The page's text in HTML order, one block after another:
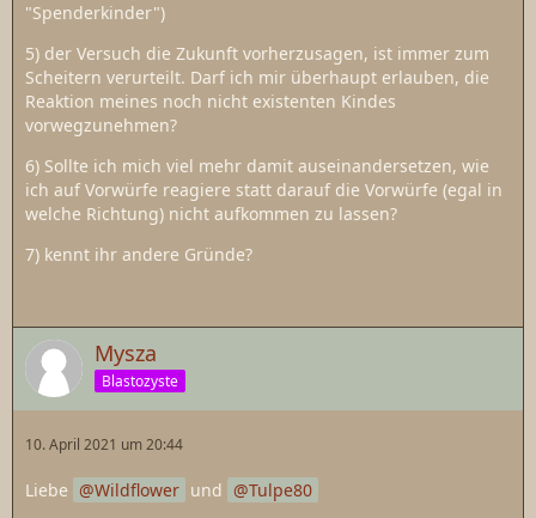
"Spenderkinder")
5) der Versuch die Zukunft vorherzusagen, ist immer zum
Scheitern verurteilt. Darf ich mir überhaupt erlauben, die
Reaktion meines noch nicht existenten Kindes
vorwegzunehmen?
6) Sollte ich mich viel mehr damit auseinandersetzen, wie
ich auf Vorwürfe reagiere statt darauf die Vorwürfe (egal in
welche Richtung) nicht aufkommen zu lassen?
7) kennt ihr andere Gründe?
Mysza
Blastozyste
10. April 2021 um 20:44
Liebe Wildflower und
Tulpe80